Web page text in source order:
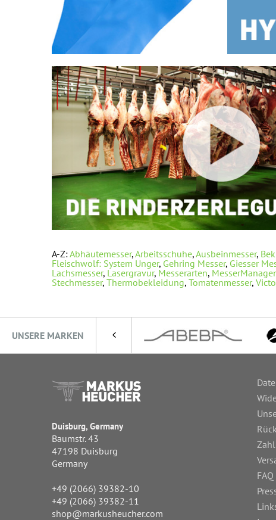
A-Z:Abhäutemesser,Arbeitsschuhe,Ausbeinmesser,
Fleischwolf: System Unger, Gehring Messer, Giesser
Lachsmesser, Lasergravur, Messerarten,
Stechmesser, Thermobekleidung, Tomatenmesser,
UNSERE MARKEN
Duisburg, Germany
Baumstr. 43
47198 Duisburg
Germany
+49 (2066) 39382-10
+49 (2066) 39382-11
shop@markusheucher.com